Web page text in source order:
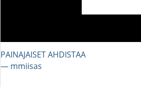
PAINAJAISET AHDISTAA
― mmiisas